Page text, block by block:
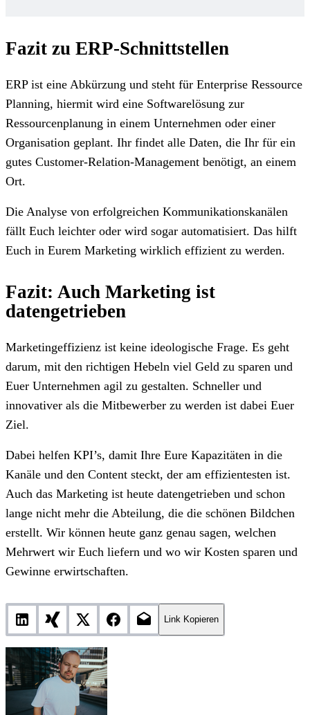
Fazit zu ERP-Schnittstellen
ERP ist eine Abkürzung und steht für Enterprise Ressource
Planning, hiermit wird eine Softwarelösung zur
Ressourcenplanung in einem Unternehmen oder einer
Organisation geplant. Ihr findet alle Daten, die Ihr für ein
gutes Customer-Relation-Management benötigt, an einem
Ort.
Die Analyse von erfolgreichen Kommunikationskanälen
fällt Euch leichter oder wird sogar automatisiert. Das hilft
Euch in Eurem Marketing wirklich effizient zu werden.
Fazit: Auch Marketing ist
datengetrieben
Marketingeffizienz ist keine ideologische Frage. Es geht
darum, mit den richtigen Hebeln viel Geld zu sparen und
Euer Unternehmen agil zu gestalten. Schneller und
innovativer als die Mitbewerber zu werden ist dabei Euer
Ziel.
Dabei helfen KPI’s, damit Ihre Eure Kapazitäten in die
Kanäle und den Content steckt, der am effizientesten ist.
Auch das Marketing ist heute datengetrieben und schon
lange nicht mehr die Abteilung, die die schönen Bildchen
erstellt. Wir können heute ganz genau sagen, welchen
Mehrwert wir Euch liefern und wo wir Kosten sparen und
Gewinne erwirtschaften.
Link Kopieren